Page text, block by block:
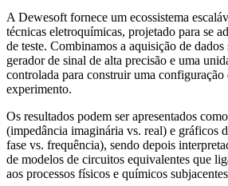
A Dewesoft fornece um ecossistema
técnicas eletroquímicas, projetado para se
de teste. Combinamos a aquisição de
gerador de sinal de alta precisão e uma
controlada para construir uma configuração
experimento.
Os resultados podem ser apresentados
(impedância imaginária vs. real) e gráficos
fase vs. frequência), sendo depois
de modelos de circuitos equivalentes que
aos processos físicos e químicos